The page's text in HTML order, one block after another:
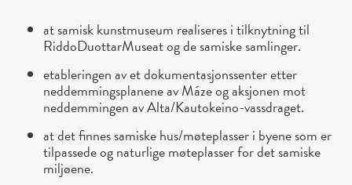
at samisk kunstmuseum realiseres i tilknytning til
RiddoDuottarMuseat og de samiske samlinger.
etableringen av et dokumentasjonssenter etter
neddemmingsplanene av Máze og aksjonen mot
neddemmingen av Alta/Kautokeino-vassdraget.
at det finnes samiske hus/møteplasser i byene som er
tilpassede og naturlige møteplasser for det samiske
miljøene.